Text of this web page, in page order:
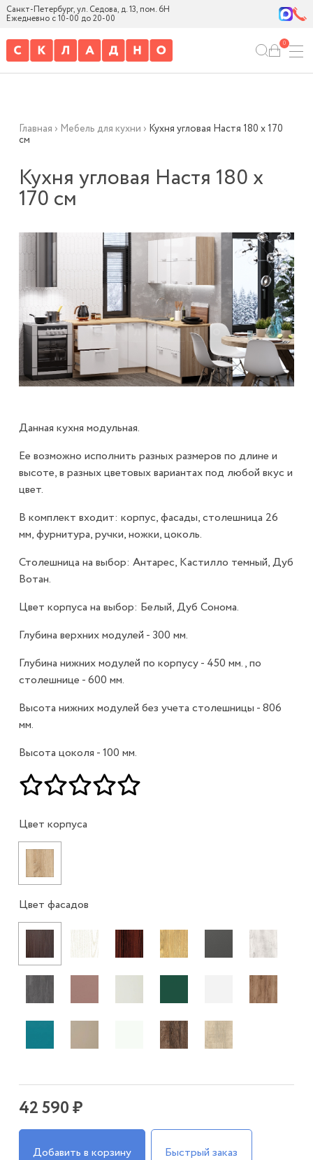
Санкт-Петербург, ул. Седова, д. 13, пом. 6Н
Ежедневно с 10-00 до 20-00
0
Главная › Мебель для кухни › Кухня угловая Настя 180 х 170
см
Кухня угловая Настя 180 х
170 см
Данная кухня модульная.
Ее возможно исполнить разных размеров по длине и
высоте, в разных цветовых вариантах под любой вкус и
цвет.
В комплект входит: корпус, фасады, столешница 26
мм, фурнитура, ручки, ножки, цоколь.
Столешница на выбор: Антарес, Кастилло темный, Дуб
Вотан.
Цвет корпуса на выбор: Белый, Дуб Сонома.
Глубина верхних модулей - 300 мм.
Глубина нижних модулей по корпусу - 450 мм., по
столешнице - 600 мм.
Высота нижних модулей без учета столешницы - 806
мм.
Высота цоколя - 100 мм.
Цвет корпуса
Цвет фасадов
42 590 ₽
Добавить в корзину Быстрый заказ